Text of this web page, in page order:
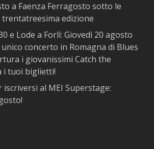
a Faenza Ferragosto sotto le
trentatreesima edizione
e Lode a Forlì: Giovedì 20 agosto
concerto in Romagna di Blues
i giovanissimi Catch the
i tuoi biglietti!
al MEI Superstage: